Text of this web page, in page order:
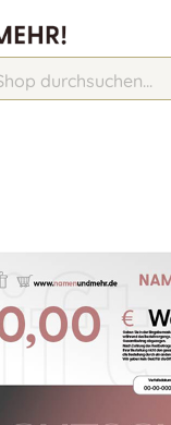
Chatten Sie 24/7 mit
hilfreichen Chatbot
Kontakt